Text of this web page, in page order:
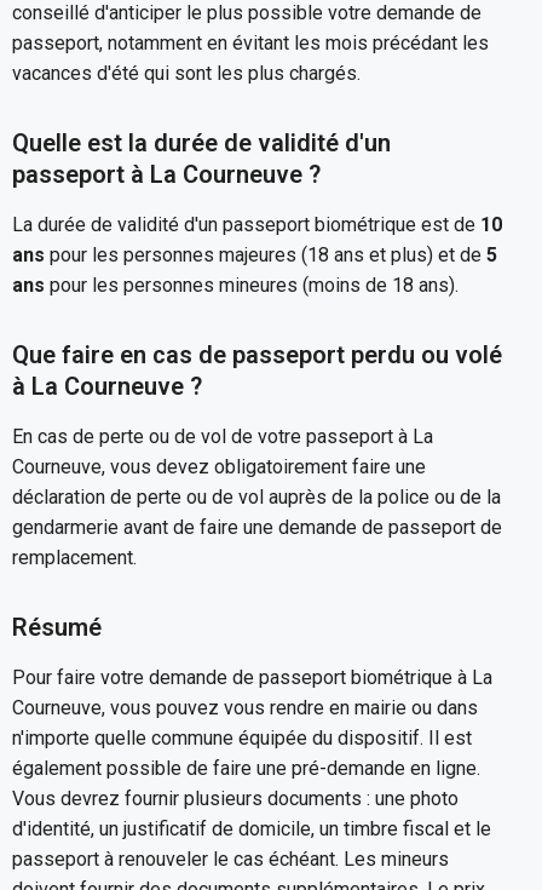
conseillé d'anticiper le plus possible votre demande de
passeport, notamment en évitant les mois précédant les
vacances d'été qui sont les plus chargés.
Quelle est la durée de validité d'un
passeport à La Courneuve ?
La durée de validité d'un passeport biométrique est de 10
ans pour les personnes majeures (18 ans et plus) et de 5
ans pour les personnes mineures (moins de 18 ans).
Que faire en cas de passeport perdu ou volé
à La Courneuve ?
En cas de perte ou de vol de votre passeport à La
Courneuve, vous devez obligatoirement faire une
déclaration de perte ou de vol auprès de la police ou de la
gendarmerie avant de faire une demande de passeport de
remplacement.
Résumé
Pour faire votre demande de passeport biométrique à La
Courneuve, vous pouvez vous rendre en mairie ou dans
n'importe quelle commune équipée du dispositif. Il est
également possible de faire une pré-demande en ligne.
Vous devrez fournir plusieurs documents : une photo
d'identité, un justificatif de domicile, un timbre fiscal et le
passeport à renouveler le cas échéant. Les mineurs